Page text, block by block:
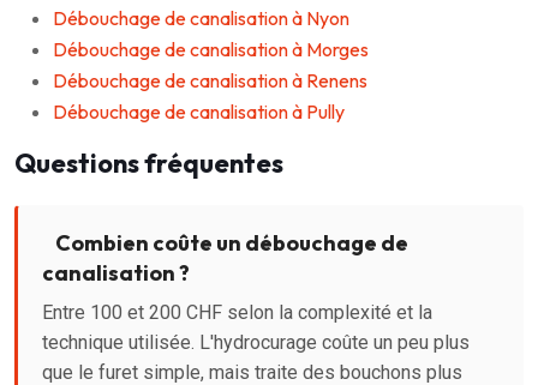
Débouchage de canalisation à Nyon
Débouchage de canalisation à Morges
Débouchage de canalisation à Renens
Débouchage de canalisation à Pully
Questions fréquentes
Combien coûte un débouchage de
canalisation ?
Entre 100 et 200 CHF selon la complexité et la
technique utilisée. L'hydrocurage coûte un peu plus
que le furet simple, mais traite des bouchons plus